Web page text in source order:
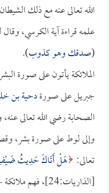
الله تعالى عنه مع ذلك
علمه قراءة آية الكرسي،
(صدقك وهو كذوب).
الملائكة يأتون على صورة
جبريل على صورةدحية بن
الصحابة رضي الله تعالى
وإلى لوط على صورة بشر،
تعالى: هَلْ أَتَاكَ حَدِيثُ ضَيْفِ
[الذاريات:24]،